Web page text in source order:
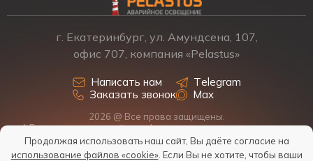
г. Екатеринбург, ул. Амундсена, 107,
офис 707, компания «Pelastus»
Написать нам
Заказать звонок
Telegram
Max
2026 @ Все права защищены.
* Размещенная на сайте информация о товарах и ценах не
является офертой, наличие, стоимость, условия поставки
обсуждаются индивидуально у менеджеров.
Продолжая использовать наш сайт, Вы даёте согласие на
использование файлов «cookie». Если Вы не хотите, чтобы ваши